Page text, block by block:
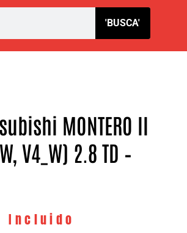
'BUSCA'
MONTERO II
V4_W) 2.8 TD –
Incluido